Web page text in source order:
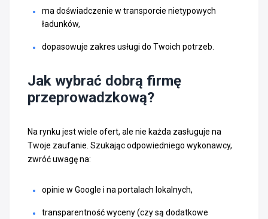
ma doświadczenie w transporcie nietypowych
ładunków,
dopasowuje zakres usługi do Twoich potrzeb.
Jak wybrać dobrą firmę
przeprowadzkową?
Na rynku jest wiele ofert, ale nie każda zasługuje na
Twoje zaufanie. Szukając odpowiedniego wykonawcy,
zwróć uwagę na:
opinie w Google i na portalach lokalnych,
transparentność wyceny (czy są dodatkowe